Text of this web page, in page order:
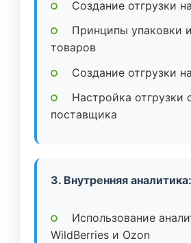
Создание отгрузки
Принципы упаковки
товаров
Создание отгрузки
Настройка отгрузки
поставщика
3. Внутренняя аналитика:
Использование
WildBerries и Ozon